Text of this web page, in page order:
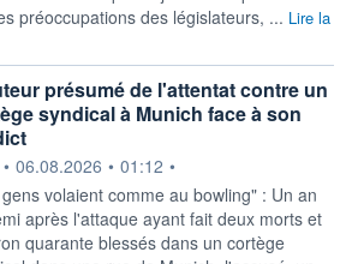
préoccupations des législateurs, ... Lire la
présumé de l'attentat contre un
syndical à Munich face à son
fournie par
• 06.08.2026 • 01:12 •
volaient comme au bowling" : Un an
après l'attaque ayant fait deux morts et
quarante blessés dans un cortège